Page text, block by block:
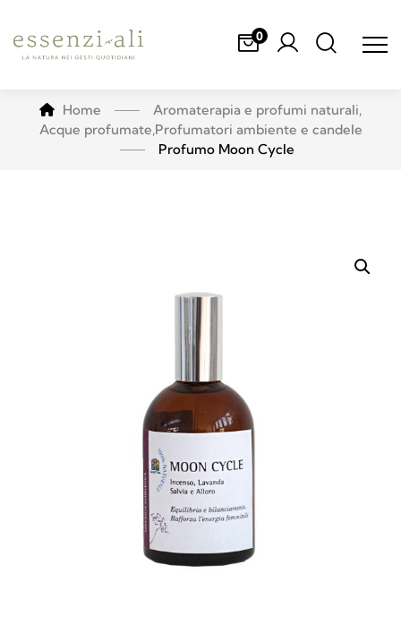
0
Home Aromaterapia e profumi naturali,
Acque profumate,Profumatori ambiente e candele
Profumo Moon Cycle